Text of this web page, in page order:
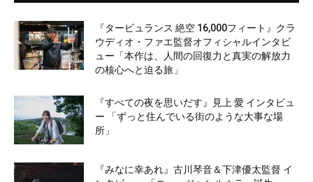
『タービュランス 絶空 16,000フィート』クラ
ウディオ・ファエ監督オフィシャルインタビ
ュー「本作は、人間の回復力と真実の解放力
の核心へと迫る旅」
『すべての夜を思いだす』見上 愛 インタビュ
ー 「ずっと住んでいる街のような大事な場
所」
『みなに幸あれ』古川琴音＆下津優太監督 イ